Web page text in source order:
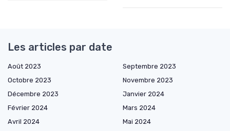
Les articles par date
Août 2023
Septembre 2023
Octobre 2023
Novembre 2023
Décembre 2023
Janvier 2024
Février 2024
Mars 2024
Avril 2024
Mai 2024